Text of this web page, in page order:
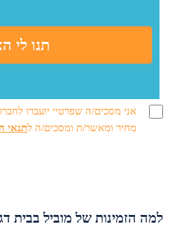
אני מסכים/ה שפרטיי יועברו
מחיר ומאשר/ת ומסכים/ה לתנאי
למה הזמינות של מוביל בבית